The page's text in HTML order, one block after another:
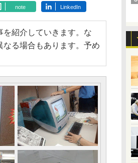
note LinkedIn
紹介していきます。な
る場合もあります。予め